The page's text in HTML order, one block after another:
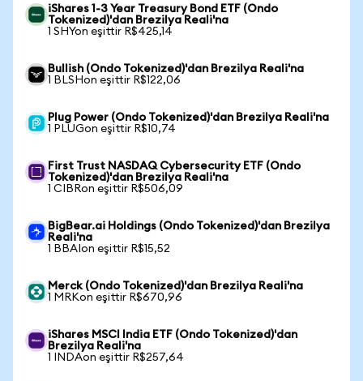
iShares 1-3 Year Treasury Bond ETF (Ondo
Tokenized)'dan Brezilya Reali'na
1 SHYon eşittir R$425,14
Bullish (Ondo Tokenized)'dan Brezilya Reali'na
1 BLSHon eşittir R$122,06
Plug Power (Ondo Tokenized)'dan Brezilya Reali'na
1 PLUGon eşittir R$10,74
First Trust NASDAQ Cybersecurity ETF (Ondo
Tokenized)'dan Brezilya Reali'na
1 CIBRon eşittir R$506,09
BigBear.ai Holdings (Ondo Tokenized)'dan Brezilya
Reali'na
1 BBAIon eşittir R$15,52
Merck (Ondo Tokenized)'dan Brezilya Reali'na
1 MRKon eşittir R$670,96
iShares MSCI India ETF (Ondo Tokenized)'dan
Brezilya Reali'na
1 INDAon eşittir R$257,64